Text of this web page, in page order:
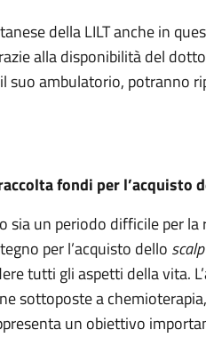
della LILT anche in
alla disponibilità del
suo ambulatorio, potranno
fondi per l’acquisto
sia un periodo difficile per
per l’acquisto dello
tutti gli aspetti della vita.
sottoposte a
un obiettivo